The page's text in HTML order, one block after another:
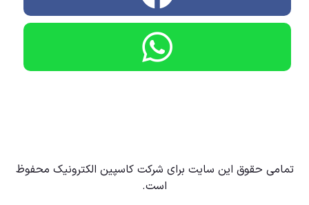
تمامی حقوق این سایت برای شرکت کاسپین الکترونیک محفوظ
است.